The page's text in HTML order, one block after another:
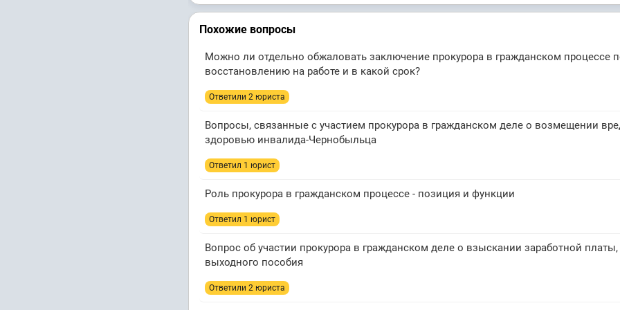
Похожие вопросы
Можно ли отдельно обжаловать заключение прокурора в гражданском процессе
восстановлению на работе и в какой срок?
Ответили 2 юристa
Вопросы, связанные с участием прокурора в гражданском деле о возмещении
здоровью инвалида-Чернобыльца
Ответил 1 юрист
Роль прокурора в гражданском процессе - позиция и функции
Ответил 1 юрист
Вопрос об участии прокурора в гражданском деле о взыскании заработной платы,
выходного пособия
Ответили 2 юристa